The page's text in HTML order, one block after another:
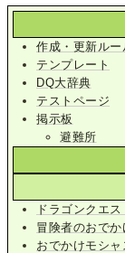
作成・更新ルー
テンプレート
DQ大辞典
テストページ
掲示板
避難所
ドラゴンクエス
冒険者のおで
おでかけモシ